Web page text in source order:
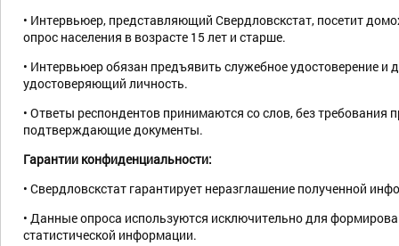
• Интервьюер, представляющий Свердловскстат, посетит
опрос населения в возрасте 15 лет и старше.
• Интервьюер обязан предъявить служебное удостоверение и
удостоверяющий личность.
• Ответы респондентов принимаются со слов, без требования
подтверждающие документы.
Гарантии конфиденциальности:
• Свердловскстат гарантирует неразглашение полученной
• Данные опроса используются исключительно для
статистической информации.